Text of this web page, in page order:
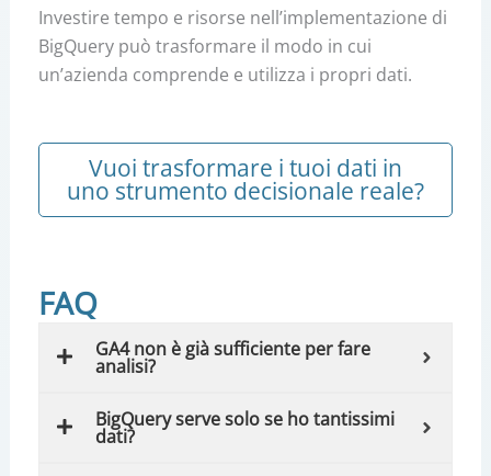
Investire tempo e risorse nell’implementazione di
BigQuery può trasformare il modo in cui
un’azienda comprende e utilizza i propri dati.
Vuoi trasformare i tuoi dati in
uno strumento decisionale reale?
FAQ
GA4 non è già sufficiente per fare
analisi?
BigQuery serve solo se ho tantissimi
dati?